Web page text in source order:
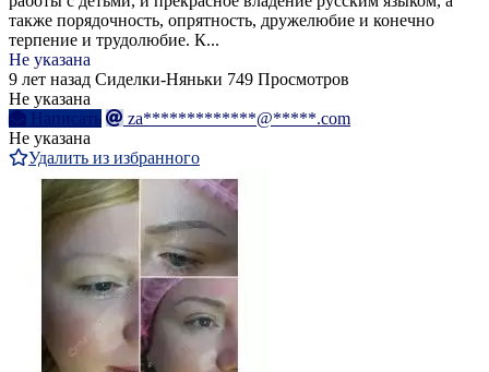
также порядочность, опрятность, дружелюбие и конечно
терпение и трудолюбие. К...
Не указана
9 лет назад Сиделки-Няньки 749 Просмотров
Не указана
Написать
za*************@*****.com
Не указана
Удалить из избранного